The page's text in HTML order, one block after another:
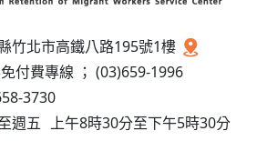
竹北市高鐵八路195號1樓
付費專線 ； (03)659-1996
3730
週五 上午8時30分至下午5時30分